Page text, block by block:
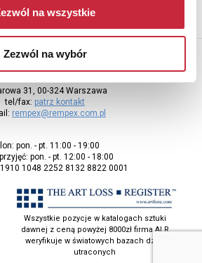
na wszystkie
Zezwól na wybór
Rempex Sp. z o.o
31, 00-324 Warszawa
tel/fax: patrz kontakt
rempex@rempex.com.pl
pon. - pt. 11:00 - 19:00
pon. - pt. 12:00 - 18:00
1048 2252 8132 8822 0001
Wszystkie pozycje w katalogach sztuki
dawnej z ceną powyżej 8000zł firma ALR
weryfikuje w światowych bazach dzieł
utraconych